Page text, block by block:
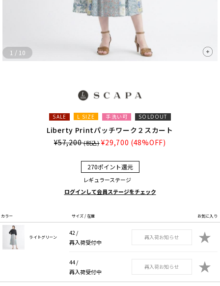
1 / 10
SALE L SIZE 手洗い可 SOLDOUT
Liberty Printパッチワーク２スカート
¥57,200(税込) ¥29,700 (48%OFF)
270ポイント還元
レギュラーステージ
ログインして会員ステージをチェック
カラー サイズ / 在庫 お気に入り
ライトグリーン
42 /
再入荷受付中
再入荷お知らせ ★
44 /
再入荷受付中
再入荷お知らせ ★